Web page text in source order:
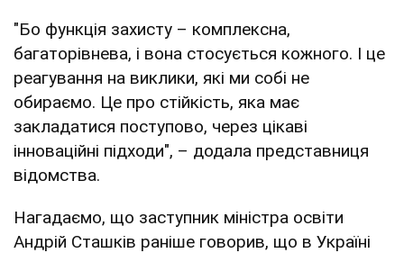
"Бо функція захисту – комплексна,
багаторівнева, і вона стосується кожного. І це
реагування на виклики, які ми собі не
обираємо. Це про стійкість, яка має
закладатися поступово, через цікаві
інноваційні підходи", – додала представниця
відомства.
Нагадаємо, що заступник міністра освіти
Андрій Сташків раніше говорив, що в Україні